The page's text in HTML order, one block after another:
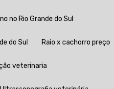
no Rio Grande do Sul
do Sul Raio x cachorro preço
veterinaria